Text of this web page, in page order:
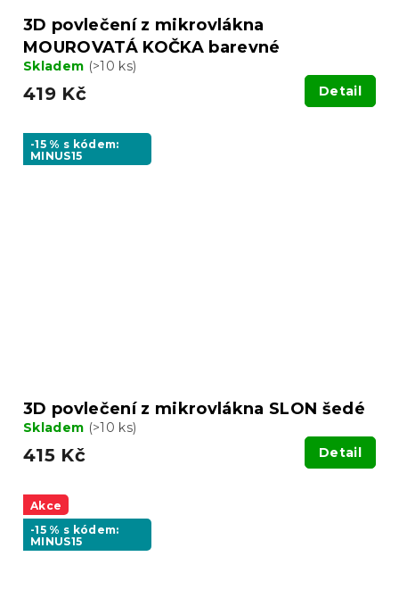
3D povlečení z mikrovlákna
MOUROVATÁ KOČKA barevné
Skladem (>10 ks)
419 Kč Detail
-15 % s kódem:
MINUS15
3D povlečení z mikrovlákna SLON šedé
Skladem (>10 ks)
415 Kč Detail
Akce
-15 % s kódem:
MINUS15